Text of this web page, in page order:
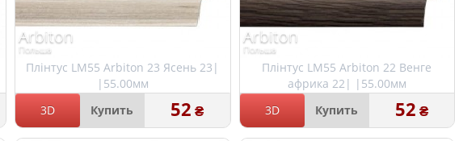
Плінтус LM55 Arbiton 23 Ясень 23|
|55.00мм
Arbiton
Польша
3D Купить 52 ₴
Плінтус LM55 Arbiton 22 Венге
африка 22| |55.00мм
Arbiton
Польша
3D Купить 52 ₴